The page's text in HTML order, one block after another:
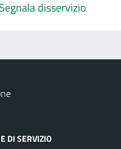
Segnala disservizio
DI SERVIZIO